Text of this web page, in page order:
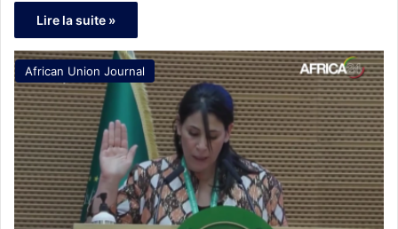
Lire la suite »
African Union Journal